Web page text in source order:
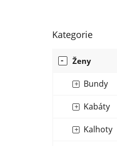
o
Přeskočit
Kategorie
Ženy
Bundy
Kabáty
Kalhoty